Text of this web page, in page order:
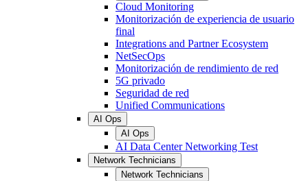
Cloud Monitoring
Monitorización de experiencia de usuario
final
Integrations and Partner Ecosystem
NetSecOps
Monitorización de rendimiento de red
5G privado
Seguridad de red
Unified Communications
AI Ops
AI Ops
AI Data Center Networking Test
Network Technicians
Network Technicians